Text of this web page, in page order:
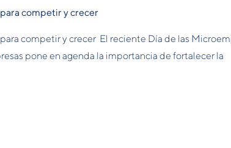
competir y crecer
competir y crecer El reciente Día de las
pone en agenda la importancia de fortalecer la